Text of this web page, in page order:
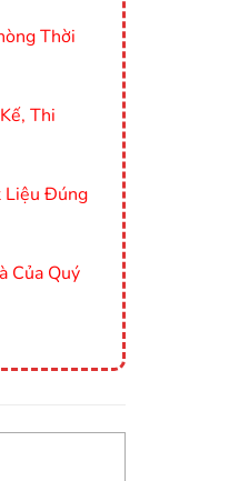
Thời
Thi
Liệu Đúng
Của Quý